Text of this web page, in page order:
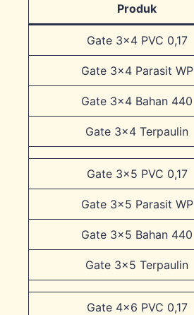
Produk
Gate 3×4 PVC 0,17
Gate 3×4 Parasit WP
Gate 3×4 Bahan 440
Gate 3×4 Terpaulin
Gate 3×5 PVC 0,17
Gate 3×5 Parasit WP
Gate 3×5 Bahan 440
Gate 3×5 Terpaulin
Gate 4×6 PVC 0,17